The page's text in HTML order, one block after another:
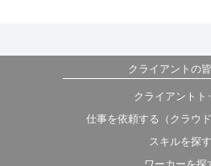
クライアントの
クライアントト
仕事を依頼する（クラウド
スキルを探す